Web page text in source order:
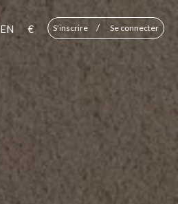
EN € S'inscrire / Se connecter